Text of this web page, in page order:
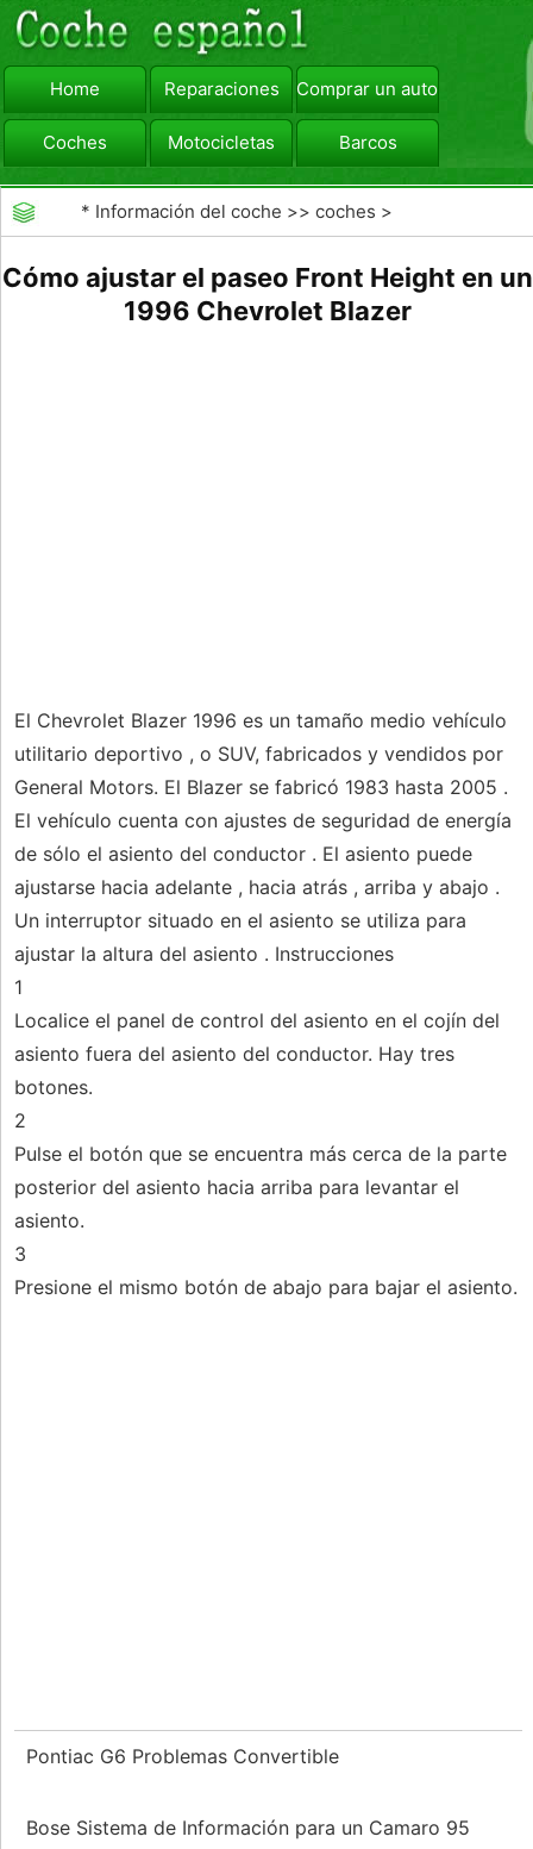
Home Reparaciones Comprar un automóvil
Coches Motocicletas Barcos
viajar Camiones
* Información del coche >>coches >
coches General
Cómo ajustar el paseo Front Height en un
1996 Chevrolet Blazer
El Chevrolet Blazer 1996 es un tamaño medio vehículo
utilitario deportivo , o SUV, fabricados y vendidos por
General Motors. El Blazer se fabricó 1983 hasta 2005 .
El vehículo cuenta con ajustes de seguridad de energía
de sólo el asiento del conductor . El asiento puede
ajustarse hacia adelante , hacia atrás , arriba y abajo .
Un interruptor situado en el asiento se utiliza para
ajustar la altura del asiento . Instrucciones
1
Localice el panel de control del asiento en el cojín del
asiento fuera del asiento del conductor. Hay tres
botones.
2
Pulse el botón que se encuentra más cerca de la parte
posterior del asiento hacia arriba para levantar el
asiento.
3
Presione el mismo botón de abajo para bajar el asiento.
Pontiac G6 Problemas Convertible
Bose Sistema de Información para un Camaro 95